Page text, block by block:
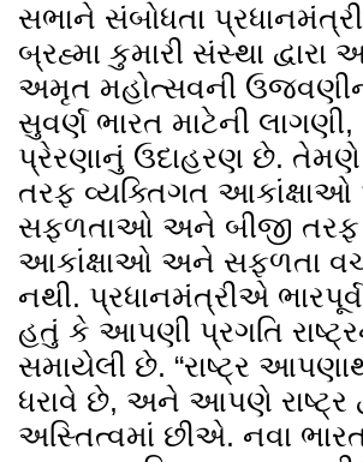
સભાને સંબોધતા
બ્રહ્મા કુમારી સંસ્થા દ્વારા
અમૃત મહોત્સવની
સુવર્ણ ભારત માટેની
પ્રેરણાનું ઉદાહરણ છે.
તરફ વ્યક્તિગત
સફળતાઓ અને બીજી તરફ
આકાંક્ષાઓ અને સફળતા
નથી. પ્રધાનમંત્રીએ
હતું કે આપણી પ્રગતિ
સમાયેલી છે. “રાષ્ટ્ર
ધરાવે છે, અને આપણે રાષ્ટ્ર
અસ્તિત્વમાં છીએ. નવા